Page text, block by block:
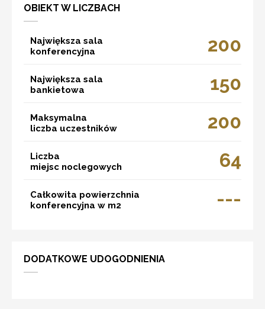
OBIEKT W LICZBACH
Największa sala
konferencyjna
200
Największa sala
bankietowa
150
Maksymalna
liczba uczestników
200
Liczba
miejsc noclegowych
64
Całkowita powierzchnia
konferencyjna w m2
---
DODATKOWE UDOGODNIENIA